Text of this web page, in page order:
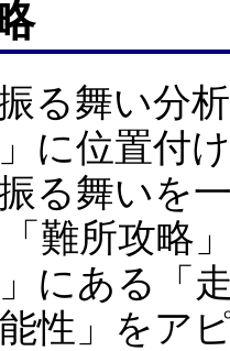
る舞い分
」に位置付
る舞いを
難所攻略
にある「
性」をア